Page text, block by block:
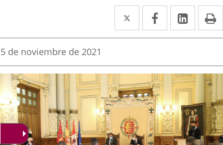
Twitter
Enlace
a
aplicación
externa.
Facebook
Enlace
a
aplicación
externa.
Enlace
a
Fecha
la
noticia
5 de noviembre de 2021